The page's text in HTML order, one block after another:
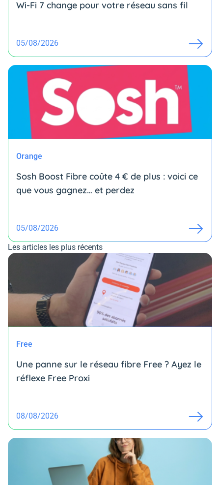
Wi-Fi 7 change pour votre réseau sans fil
05/08/2026
Orange
Sosh Boost Fibre coûte 4 € de plus : voici ce
que vous gagnez… et perdez
05/08/2026
Les articles les plus récents
Free
Une panne sur le réseau fibre Free ? Ayez le
réflexe Free Proxi
08/08/2026